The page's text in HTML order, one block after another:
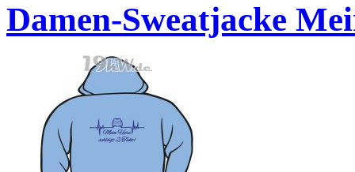
Damen-Sweatjacke